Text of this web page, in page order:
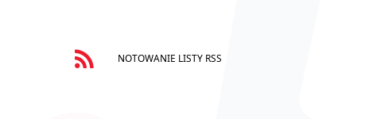
NOTOWANIE LISTY RSS